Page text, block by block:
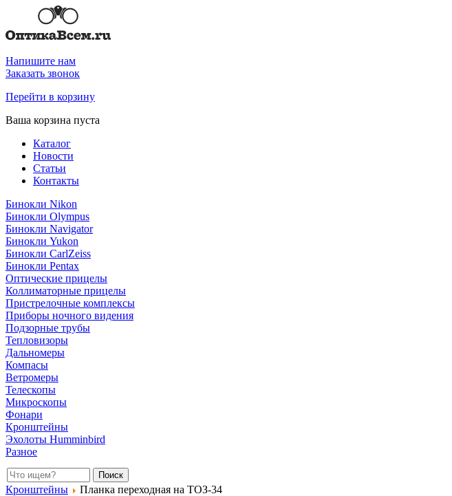
Напишите нам
Заказать звонок
Перейти в корзину
Ваша корзина пуста
Каталог
Новости
Статьи
Контакты
Бинокли Nikon
Бинокли Olympus
Бинокли Navigator
Бинокли Yukon
Бинокли CarlZeiss
Бинокли Pentax
Оптические прицелы
Коллиматорные прицелы
Пристрелочные комплексы
Приборы ночного видения
Подзорные трубы
Тепловизоры
Дальномеры
Компасы
Ветромеры
Телескопы
Микроскопы
Фонари
Кронштейны
Эхолоты Humminbird
Разное
Кронштейны Планка переходная на ТОЗ-34